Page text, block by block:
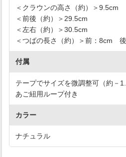
＜クラウンの高さ（約）＞9.5cm
＜前後（約）＞29.5cm
＜左右（約）＞30.5cm
＜つばの長さ（約）＞前：8cm
付属
テープでサイズを微調整可（約－
あご紐用ループ付き
カラー
ナチュラル